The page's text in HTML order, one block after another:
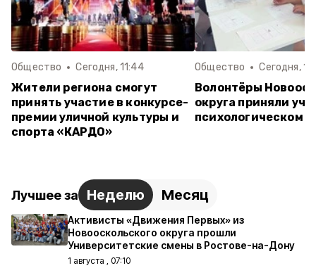
Общество Сегодня, 11:44
Жители региона смогут
принять участие в конкурсе-
премии уличной культуры и
спорта «КАРДО»
Общество Сегодня,
Волонтёры
округа приняли
психологическом
Лучшее за Неделю Месяц
Активисты «Движения Первых» из
Новооскольского округа прошли
Университетские смены в Ростове-на-Дону
1 августа , 07:10